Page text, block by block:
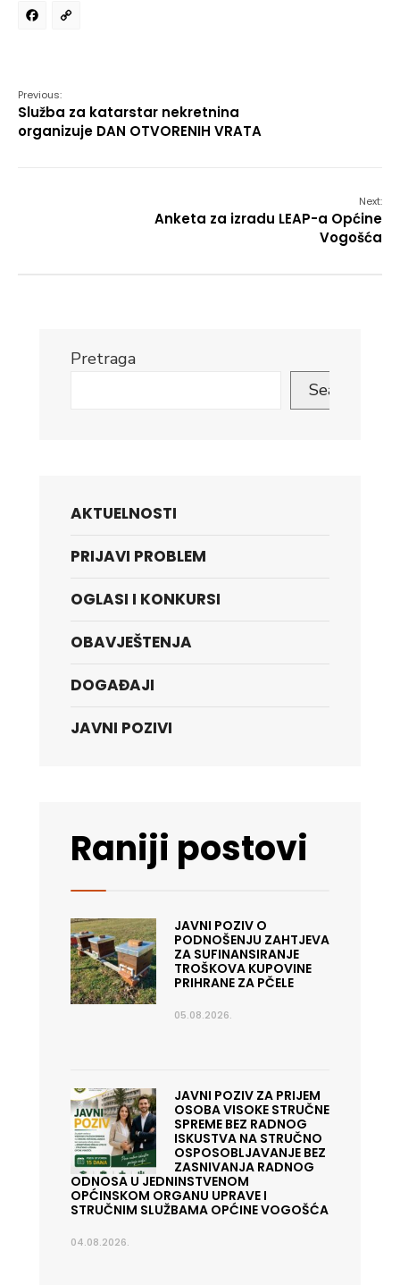
Facebook
Previous:
Služba za katarstar nekretnina
organizuje DAN OTVORENIH VRATA
Next:
Anketa za izradu LEAP-a Općine
Vogošća
Pretraga
Search
AKTUELNOSTI
PRIJAVI PROBLEM
OGLASI I KONKURSI
OBAVJEŠTENJA
DOGAĐAJI
JAVNI POZIVI
Raniji postovi
JAVNI POZIV O
PODNOŠENJU ZAHTJEVA
ZA SUFINANSIRANJE
TROŠKOVA KUPOVINE
PRIHRANE ZA PČELE
05.08.2026.
JAVNI POZIV ZA PRIJEM
OSOBA VISOKE STRUČNE
SPREME BEZ RADNOG
ISKUSTVA NA STRUČNO
OSPOSOBLJAVANJE BEZ
ZASNIVANJA RADNOG
ODNOSA U JEDNINSTVENOM
OPĆINSKOM ORGANU UPRAVE I
STRUČNIM SLUŽBAMA OPĆINE VOGOŠĆA
04.08.2026.